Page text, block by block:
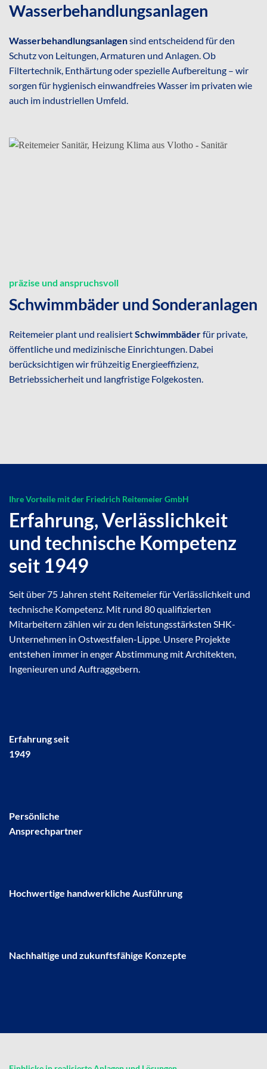
Wasser­behandlungs­anlagen
Wasserbehandlungsanlagensind entscheidend für den
Schutz von Leitungen, Armaturen und Anlagen. Ob
Filtertechnik, Enthärtung oder spezielle Aufbereitung – wir
sorgen für hygienisch einwandfreies Wasser im privaten wie
auch im industriellen Umfeld.
präzise und anspruchsvoll
Schwimmbäder und Sonderanlagen
Reitemeier plant und realisiertSchwimmbäderfür private,
öffentliche und medizinische Einrichtungen. Dabei
berücksichtigen wir frühzeitig Energieeffizienz,
Betriebssicherheit und langfristige Folgekosten.
Ihre Vorteile mit der Friedrich Reitemeier GmbH
Erfahrung, Verlässlichkeit
und technische Kompetenz
seit 1949
Seit über 75 Jahren steht Reitemeier für Verlässlichkeit und
technische Kompetenz. Mit rund 80 qualifizierten
Mitarbeitern zählen wir zu den leistungsstärksten SHK-
Unternehmen in Ostwestfalen-Lippe. Unsere Projekte
entstehen immer in enger Abstimmung mit Architekten,
Ingenieuren und Auftraggebern.
Erfahrung seit
1949
Persönliche
Ansprechpartner
Hochwertige handwerkliche Ausführung
Nachhaltige und zukunftsfähige Konzepte